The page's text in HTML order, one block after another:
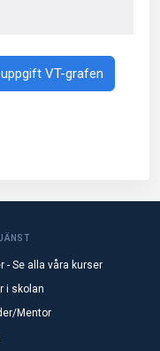
VT-grafen
- Se alla våra kurser
i skolan
Mentor